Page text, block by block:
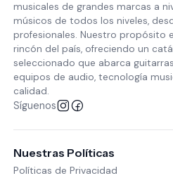
musicales de grandes marcas a
músicos de todos los niveles,
profesionales. Nuestro propósito
rincón del país, ofreciendo un
seleccionado que abarca
equipos de audio, tecnología
calidad.
Síguenos
Nuestras Políticas
Políticas de Privacidad